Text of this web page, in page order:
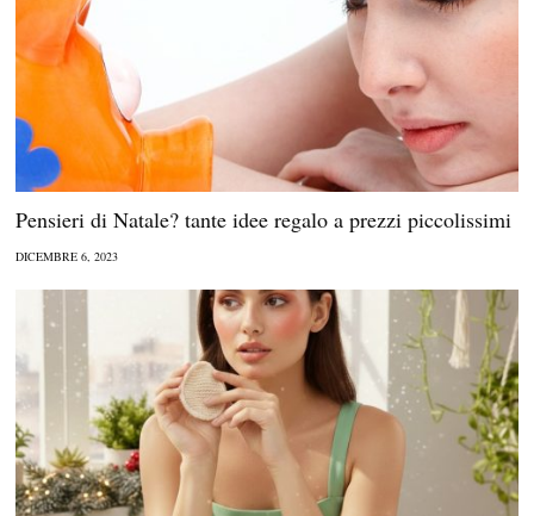
Pensieri di Natale? tante idee regalo a prezzi piccolissimi
DICEMBRE 6, 2023